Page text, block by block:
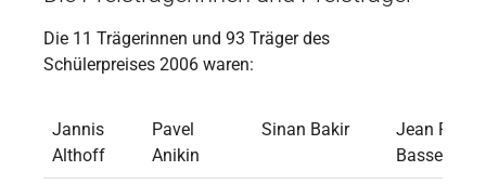
Die 11 Trägerinnen und 93 Träger des
Schülerpreises 2006 waren:
Jannis
Althoff
Pavel
Anikin
Sinan Bakir
Jean Pierre
Bassenge